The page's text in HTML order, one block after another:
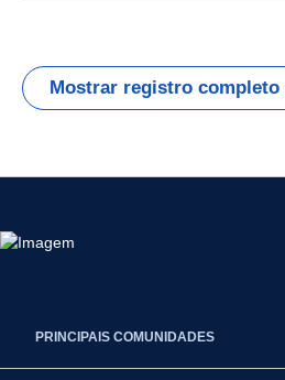
Mostrar registro completo
PRINCIPAIS COMUNIDADES